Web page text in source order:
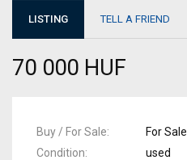
LISTING TELL A FRIEND
70 000 HUF
Buy / For Sale
For Sale
Condition
used